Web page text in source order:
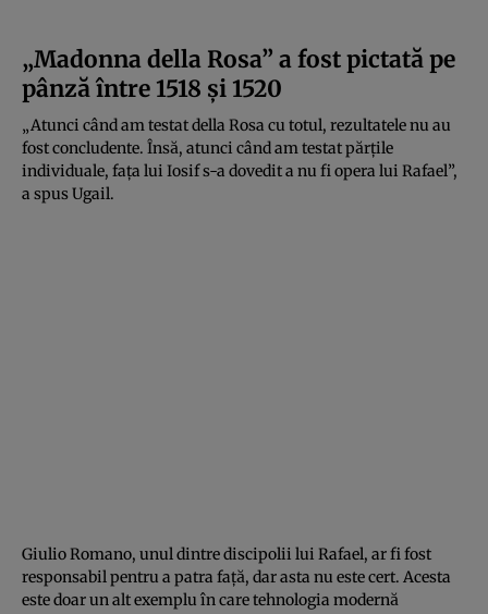
„Madonna della Rosa” a fost pictată pe
pânză între 1518 și 1520
„Atunci când am testat della Rosa cu totul, rezultatele nu au
fost concludente. Însă, atunci când am testat părțile
individuale, fața lui Iosif s-a dovedit a nu fi opera lui Rafael”,
a spus Ugail.
Giulio Romano, unul dintre discipolii lui Rafael, ar fi fost
responsabil pentru a patra față, dar asta nu este cert. Acesta
este doar un alt exemplu în care tehnologia modernă